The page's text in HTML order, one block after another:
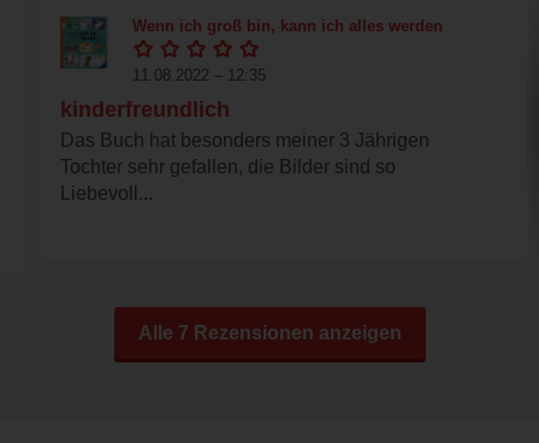
Wenn ich groß bin, kann ich alles werden
11.08.2022 – 12:35
kinderfreundlich
Das Buch hat besonders meiner 3 Jährigen
Tochter sehr gefallen, die Bilder sind so
Liebevoll...
Alle 7 Rezensionen anzeigen